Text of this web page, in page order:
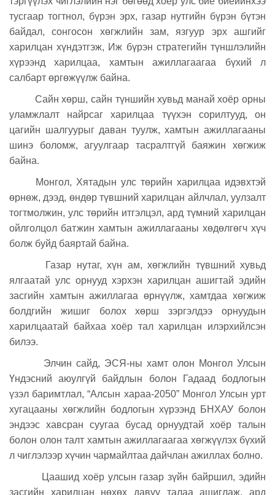
тусгаар тогтнол, бүрэн эрх, газар нутгийн бүрэн бүтэн
байдал, сонгосон хөгжлийн зам, язгуур эрх ашгийг
харилцан хүндэтгэж, Иж бүрэн стратегийн түншлэлийн
хүрээнд харилцаа, хамтын ажиллагаагаа бүхий л
салбарт өргөжүүлж байна.
Сайн хөрш, сайн түншийн хувьд манай хоёр орны
уламжлалт найрсаг харилцаа түүхэн сорилтууд, он
цагийн шалгуурыг даван туулж, хамтын ажиллагааны
шинэ боломж, агуулгаар тасралтгүй баяжин хөгжиж
байна.
Монгол, Хятадын улс төрийн харилцаа идэвхтэй
өрнөж, дээд, өндөр түвшний харилцан айлчлал, уулзалт
тогтмолжин, улс төрийн итгэлцэл, ард түмний харилцан
ойлголцол батжин хамтын ажиллагааны хөдөлгөгч хүч
болж буйд баяртай байна.
Газар нутаг, хүн ам, хөгжлийн түвшний хувьд
ялгаатай улс орнууд хэрхэн харилцан ашигтай эдийн
засгийн хамтын ажиллагаа өрнүүлж, хамтдаа хөгжиж
болдгийн жишиг болох хөрш зэргэлдээ орнуудын
харилцаатай байхаа хоёр тал харилцан илэрхийлсэн
билээ.
Элчин сайд, ЭСЯ-ны хамт олон Монгол Улсын
Үндэсний аюулгүй байдлын болон Гадаад бодлогын
үзэл баримтлал, “Алсын хараа-2050” Монгол Улсын урт
хугацааны хөгжлийн бодлогын хүрээнд БНХАУ болон
эндээс хавсран суугаа бусад орнуудтай хоёр талын
болон олон талт хамтын ажиллагаагаа хөгжүүлэх бүхий
л чиглэлээр хүчин чармайлтаа дайчлан ажиллах болно.
Цаашид хоёр улсын газар зүйн байршил, эдийн
засгийн харилцан нөхөх давуу талаа ашиглаж, ард